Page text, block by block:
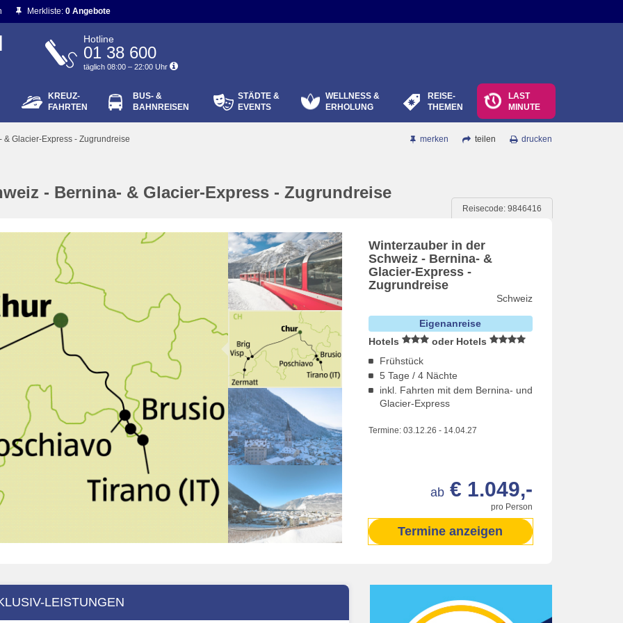
vergessen?
Merkliste: 0 Angebote
Hotline
01 38 600
täglich 08:00 – 22:00 Uhr
KREUZ-
FAHRTEN
BUS- &
BAHNREISEN
STÄDTE &
EVENTS
WELLNESS &
ERHOLUNG
REISE-
THEMEN
LAST
MINUTE
Glacier-Express - Zugrundreise drucken
teilen
merken
- Bernina- & Glacier-Express - Zugrundreise
Reisecode: 9846416
Winterzauber in der
Schweiz - Bernina- &
Glacier-Express -
Zugrundreise
Schweiz
Eigenanreise
Hotels
oder Hotels
Frühstück
5 Tage / 4 Nächte
inkl. Fahrten mit dem Bernina- und
Glacier-Express
Termine: 03.12.26 - 14.04.27
pro Person
ab € 1.049,-
Termine anzeigen
LEISTUNGEN